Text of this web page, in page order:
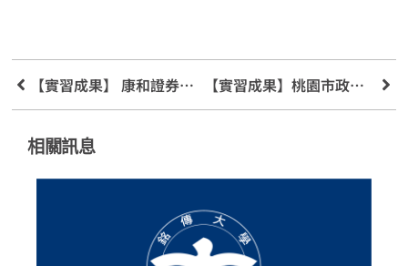
【實習成果】 康和證券實習結業式 【實習成果】桃園市政府「青年職場實習與公部門暑期工讀」
相關訊息